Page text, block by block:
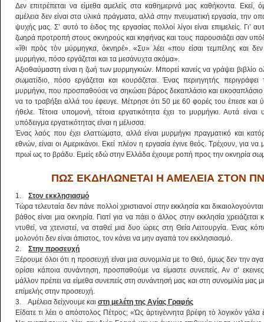
Δεν επιτρέπεται να είμεθα αμελείς στα καθημερινά μας καθήκοντα.
αμέλεια δεν είναι στα υλικά πράγματα, αλλά στην πνευματική εργασία, την
ψυχής μας. Σ’ αυτό το έιδος της εργασίας πολλοί λίγοι είναι επιμελείς. Γι’
ζωηρά προτροπή στους οκνηρούς και κηφήνας και τους παρουσιάζει σαν
«ἴθι πρὸς τὸν μύρμηγκα, ὀκνηρέ». «Συ» λέει «που είσαι τεμπέλης και
μυρμήγκι, πόσο εργάζεται και τα μεσάνυχτα ακόμα».
Αξιοθαύμαστη είναι η ζωή των μυρμηγκιών. Μπορεί κανείς να γράψει βιβλίο
σωματίδιο, πόσο εργάζεται και κουράζεται. Ένας περιηγητής
μυρμήγκι, που προσπαθούσε να σηκώσει βάρος δεκαπλάσιο και
να το τραβήξει αλλά του έφευγε. Μέτρησε ότι 50 με 60 φορές του έπεσε
ήθελε. Τέτοια υπομονή, τέτοια εργατικότητα έχει το μυρμήγκι. Αυτά
υπόδειγμα εργατικότητας είναι η μέλισσα.
Ένας λαός που έχει ελαττώματα, αλλά είναι μυρμήγκι πραγματικό και
εθνών, είναι οι Αμερικάνοι. Εκεί πλέον η εργασία έγινε θεός. Τρέχουν, για
πρωί ως το βράδυ. Εμείς εδώ στην Ελλάδα έχουμε ροπή προς την οκνηρία
ΠΩΣ ΕΚΔΗΛΩΝΕΤΑΙ Η ΑΜΕΛΕΙΑ ΣΤΟΝ
1. Στον εκκλησιασμό
Τώρα τελευταία δεν πάνε πολλοί χριστιανοί στην εκκλησία και
βάθος είναι μια οκνηρία. Γιατί για να πάει ο άλλος στην εκκλησία
ντυθεί, να χτενιστεί, να σταθεί μια δυο ώρες στη Θεία Λειτουργία. Ένας
μολονότι δεν είναι άπιστος, τον κάνει να μην αγαπά τον εκκλησιασμό.
2. Στην προσευχή
Ξέρουμε όλοι ότι η προσευχή είναι μια συνομιλία με το Θεό, όμως δεν την
ορίσει κάποια συνάντηση, προσπαθούμε να είμαστε συνεπείς. Αν σ’
μάλλον πρέπει να είμεθα συνεπείς στη συνάντησή μας και στη συνομιλία
επίμελής στην προσευχή.
3. Αμέλεια δείχνουμε και στη μελέτη της Αγίας Γραφής
Είδατε τι λέει ο απόστολος Πέτρος; «Ὡς ἀρτιγέννητα βρέφη τὸ λογικὸν γάλα